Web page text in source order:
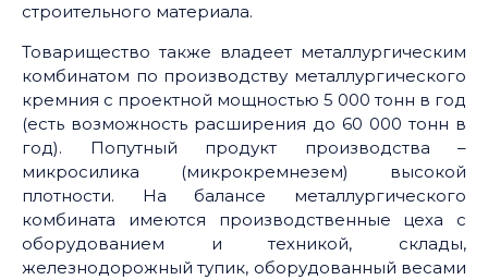
строительного материала.
Товарищество также владеет металлургическим
комбинатом по производству металлургического
кремния с проектной мощностью 5 000 тонн в год
(есть возможность расширения до 60 000 тонн в
год). Попутный продукт производства –
микросилика (микрокремнезем) высокой
плотности. На балансе металлургического
комбината имеются производственные цеха с
оборудованием и техникой, склады,
железнодорожный тупик, оборудованный весами